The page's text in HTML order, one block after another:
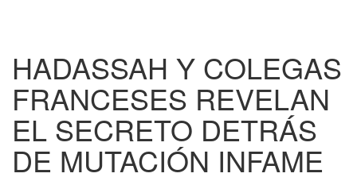
HADASSAH Y COLEGAS
FRANCESES REVELAN
EL SECRETO DETRÁS
DE MUTACIÓN INFAME